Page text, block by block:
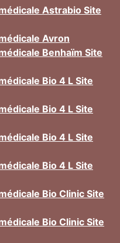
Astrabio Site
Avron
Benhaïm Site
Bio 4 L Site
Bio 4 L Site
Bio 4 L Site
Bio 4 L Site
Bio Clinic Site
Bio Clinic Site